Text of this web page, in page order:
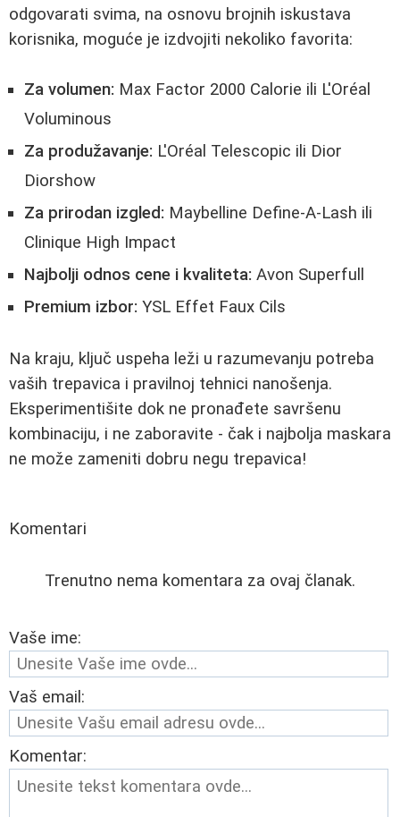
odgovarati svima, na osnovu brojnih iskustava
korisnika, moguće je izdvojiti nekoliko favorita:
Za volumen: Max Factor 2000 Calorie ili L'Oréal
Voluminous
Za produžavanje: L'Oréal Telescopic ili Dior
Diorshow
Za prirodan izgled: Maybelline Define-A-Lash ili
Clinique High Impact
Najbolji odnos cene i kvaliteta: Avon Superfull
Premium izbor: YSL Effet Faux Cils
Na kraju, ključ uspeha leži u razumevanju potreba
vaših trepavica i pravilnoj tehnici nanošenja.
Eksperimentišite dok ne pronađete savršenu
kombinaciju, i ne zaboravite - čak i najbolja maskara
ne može zameniti dobru negu trepavica!
Komentari
Trenutno nema komentara za ovaj članak.
Vaše ime:
Vaš email:
Komentar: